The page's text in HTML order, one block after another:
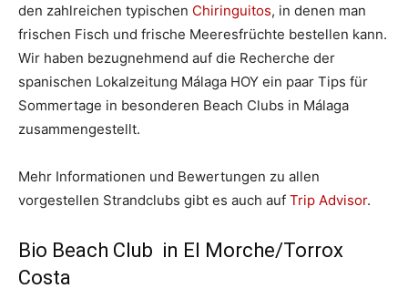
den zahlreichen typischen Chiringuitos, in denen man
frischen Fisch und frische Meeresfrüchte bestellen kann.
Wir haben bezugnehmend auf die Recherche der
spanischen Lokalzeitung Málaga HOY ein paar Tips für
Sommertage in besonderen Beach Clubs in Málaga
zusammengestellt.
Mehr Informationen und Bewertungen zu allen
vorgestellen Strandclubs gibt es auch auf Trip Advisor.
Bio Beach Club in El Morche/Torrox
Costa